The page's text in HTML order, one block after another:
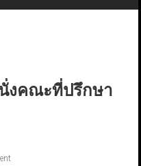
นั่งคณะที่ปรึกษา​